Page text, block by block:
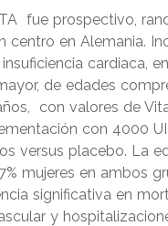
fue prospectivo,
centro en Alemania.
cardiaca,
de edades
con valores de
con 4000
versus placebo. La
mujeres en ambos
significativa en
y